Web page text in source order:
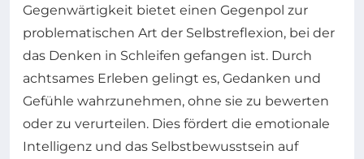
Gegenwärtigkeit bietet einen Gegenpol zur
problematischen Art der Selbstreflexion, bei der
das Denken in Schleifen gefangen ist. Durch
achtsames Erleben gelingt es, Gedanken und
Gefühle wahrzunehmen, ohne sie zu bewerten
oder zu verurteilen. Dies fördert die emotionale
Intelligenz und das Selbstbewusstsein auf